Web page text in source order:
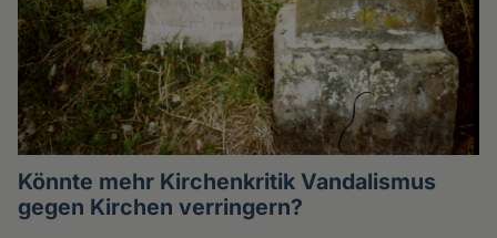
Könnte mehr Kirchenkritik Vandalismus
gegen Kirchen verringern?